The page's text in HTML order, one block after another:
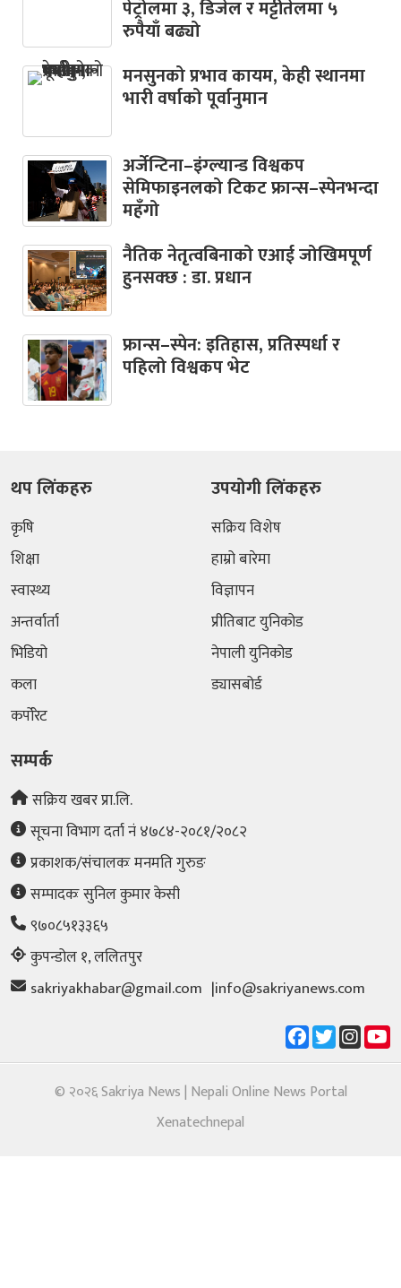
पेट्रोलमा ३, डिजेल र मट्टीतेलमा ५
रुपैयाँ बढ्यो
मनसुनको प्रभाव कायम, केही स्थानमा
भारी वर्षाको पूर्वानुमान
अर्जेन्टिना–इंग्ल्यान्ड विश्वकप
सेमिफाइनलको टिकट फ्रान्स–स्पेनभन्दा
महँगो
नैतिक नेतृत्वबिनाको एआई जोखिमपूर्ण
हुनसक्छ : डा. प्रधान
फ्रान्स–स्पेन: इतिहास, प्रतिस्पर्धा र
पहिलो विश्वकप भेट
थप लिंकहरु
कृषि
शिक्षा
स्वास्थ्य
अन्तर्वार्ता
भिडियो
कला
कर्पोरेट
उपयोगी लिंकहरु
सक्रिय विशेष
हाम्रो बारेमा
विज्ञापन
प्रीतिबाट युनिकोड
नेपाली युनिकोड
ड्यासबोर्ड
सम्पर्क
सक्रिय खबर प्रा.लि.
सूचना विभाग दर्ता नं ४७८४-२०८१/२०८२
प्रकाशक/संचालकः मनमति गुरुङ
सम्पादकः सुनिल कुमार के‌सी
९७०८५१३३६५
कुपन्डोल १, ललितपुर
sakriyakhabar@gmail.com |info@sakriyanews.com
© २०२६ Sakriya News | Nepali Online News Portal
Xenatechnepal